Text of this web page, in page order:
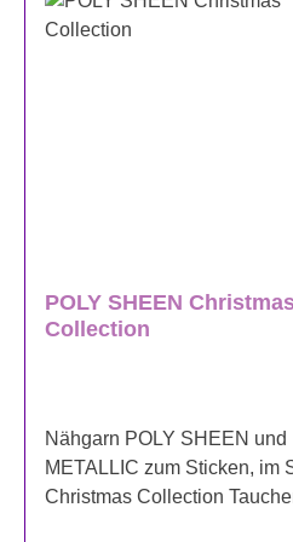
POLY SHEEN
Collection
Nähgarn POLY SHEEN und
METALLIC zum Sticken, im
Christmas Collection